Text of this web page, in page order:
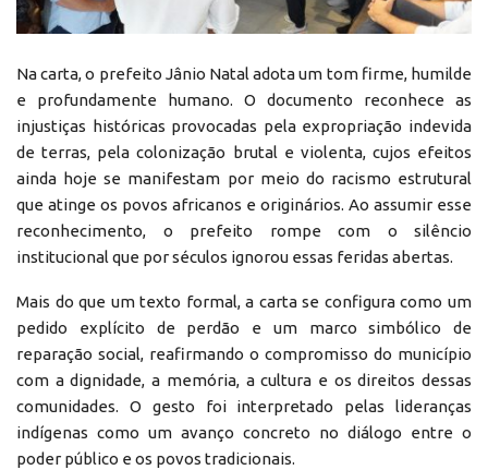
Na carta, o prefeito Jânio Natal adota um tom firme, humilde
e profundamente humano. O documento reconhece as
injustiças históricas provocadas pela expropriação indevida
de terras, pela colonização brutal e violenta, cujos efeitos
ainda hoje se manifestam por meio do racismo estrutural
que atinge os povos africanos e originários. Ao assumir esse
reconhecimento, o prefeito rompe com o silêncio
institucional que por séculos ignorou essas feridas abertas.
Mais do que um texto formal, a carta se configura como um
pedido explícito de perdão e um marco simbólico de
reparação social, reafirmando o compromisso do município
com a dignidade, a memória, a cultura e os direitos dessas
comunidades. O gesto foi interpretado pelas lideranças
indígenas como um avanço concreto no diálogo entre o
poder público e os povos tradicionais.